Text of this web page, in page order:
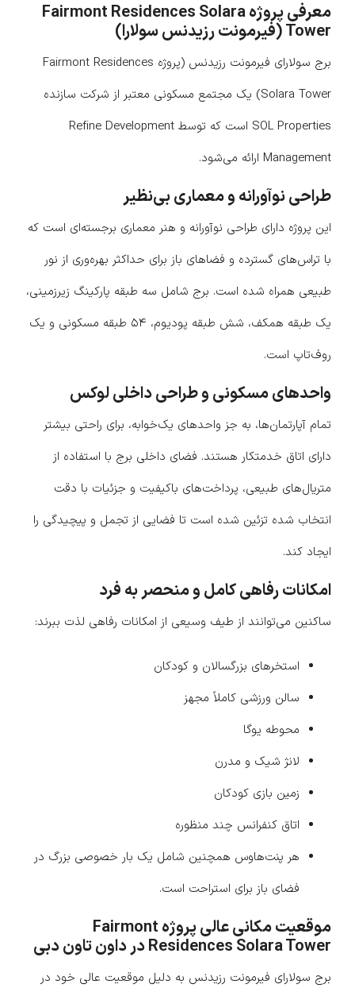
معرفی پروژه Fairmont Residences Solara
Tower (فیرمونت رزیدنس سولارا)
برج سولارای فیرمونت رزیدنس (پروژه Fairmont Residences
Solara Tower) یک مجتمع مسکونی معتبر از شرکت سازنده
SOL Properties است که توسط Refine Development
Management ارائه می‌شود.
طراحی نوآورانه و معماری بی‌نظیر
این پروژه دارای طراحی نوآورانه و هنر معماری برجسته‌ای است که
با تراس‌های گسترده و فضاهای باز برای حداکثر بهره‌وری از نور
طبیعی همراه شده است. برج شامل سه طبقه پارکینگ زیرزمینی،
یک طبقه همکف، شش طبقه پودیوم، ۵۴ طبقه مسکونی و یک
روف‌تاپ است.
واحدهای مسکونی و طراحی داخلی لوکس
تمام آپارتمان‌ها، به جز واحدهای یک‌خوابه، برای راحتی بیشتر
دارای اتاق خدمتکار هستند. فضای داخلی برج با استفاده از
متریال‌های طبیعی، پرداخت‌های باکیفیت و جزئیات با دقت
انتخاب شده تزئین شده است تا فضایی از تجمل و پیچیدگی را
ایجاد کند.
امکانات رفاهی کامل و منحصر به فرد
ساکنین می‌توانند از طیف وسیعی از امکانات رفاهی لذت ببرند:
استخرهای بزرگسالان و کودکان
سالن ورزشی کاملاً مجهز
محوطه یوگا
لانژ شیک و مدرن
زمین بازی کودکان
اتاق کنفرانس چند منظوره
هر پنت‌هاوس همچنین شامل یک بار خصوصی بزرگ در
فضای باز برای استراحت است.
موقعیت مکانی عالی پروژه Fairmont
Residences Solara Tower در داون تاون دبی
برج سولارای فیرمونت رزیدنس به دلیل موقعیت عالی خود در